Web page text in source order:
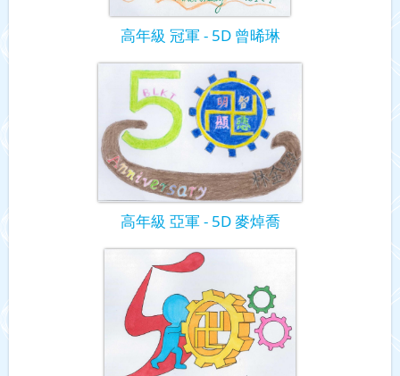
高年級 冠軍 - 5D 曾晞琳
高年級 亞軍 - 5D 麥焯喬